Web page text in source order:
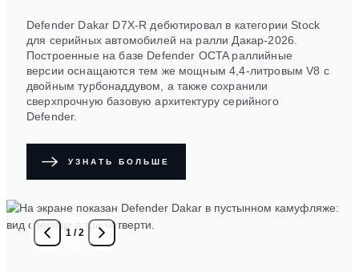
Defender Dakar D7X-R дебютировал в категории Stock
для серийных автомобилей на ралли Дакар-2026.
Построенные на базе Defender OCTA раллийные
версии оснащаются тем же мощным 4,4-литровым V8 с
двойным турбонаддувом, а также сохранили
сверхпрочную базовую архитектуру серийного
Defender.
УЗНАТЬ БОЛЬШЕ
1/2